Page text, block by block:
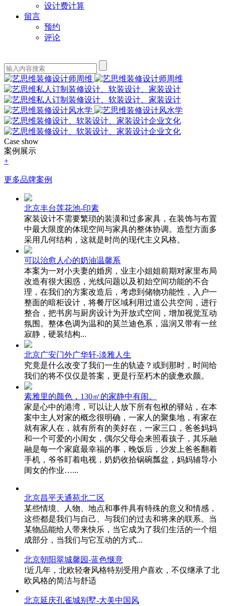
设计费计算
留言
预约
评论
Case show
案例展示
+
更多品牌案例
北京丰台莲花池-印素
家装设计不需要繁琐的装潢和过多家具，在装饰与布置
中最大限度的体现空间与家具的整体协调。造型方面多
采用几何结构，这就是时尚的现代主义风格。
可以治愈人心的奶油温馨系
本案为一对小夫妻的婚房，业主小姐姐前期对家里布局
改造有很大困惑，光线问题以及初始空间功能的不合
理，在我们的方案改造后，考虑到储物功能性，入户一
整面的暗柜设计，将餐厅区域利用过道公共空间，进行
整合，把书房与厨房设计为开放式空间，增加视觉互动
氛围。整体色调为温和的莫兰迪色系，温润又带有一丝
寂静，硬装结构...
北京广安门外广华轩-淡雅人生
究竟是什么改变了我们一生的轨迹？或到那时，时间给
我们的将不仅仅是答案，更是行至朽木的疲惫欢颜。
素雅里的颜色，130㎡的家静中有闹。
家是心中的港湾，可以让人放下所有包袱的驿站，在本
案中主人对家的概念很明确，一家人的聚集地，有家在
就有家人在，就有所有的美好在，一家三口，爸爸妈妈
和一个可爱的小闺女，偶尔父母会来照看孩子，其乐融
融是每一个家庭最幸福的事，晚饭后，沙发上爸爸翻着
手机，爷爷盯着电视，奶奶收拾锅碗瓢盆，妈妈辅导小
闺女的作业…...
北京昌平天通苑北二区
某些情境、人物、地点和事件具有特殊的意义和情感，
这些都是我们与自己、与我们的过去和将来的联系。当
某物品能给人带来快乐，当它成为了我们生活的一个组
成部分，当我们与它互动的方式...
北京朝阳翠城馨园-蓝色惬意
!近几年，北欧轻奢风格特别受用户喜欢，不仅继承了北
欧风格的简洁与舒适
北京延庆孔雀城别墅-大美中国风